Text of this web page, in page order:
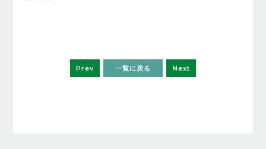
Prev 一覧に戻る Next